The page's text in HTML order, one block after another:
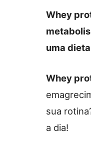
Whey
uma
Whey
sua
a dia!